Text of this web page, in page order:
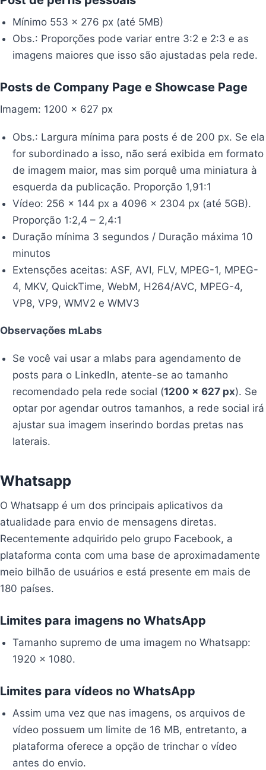
Mínimo 553 x 276 px (até 5MB)
Obs.: Proporções pode variar entre 3:2 e 2:3 e as
imagens maiores que isso são ajustadas pela rede.
Posts de Company Page e Showcase Page
Imagem: 1200 x 627 px
Obs.: Largura mínima para posts é de 200 px. Se ela
for subordinado a isso, não será exibida em formato
de imagem maior, mas sim porquê uma miniatura à
esquerda da publicação. Proporção 1,91:1
Vídeo: 256 x 144 px a 4096 x 2304 px (até 5GB).
Proporção 1:2,4 – 2,4:1
Duração mínima 3 segundos / Duração máxima 10
minutos
Extensções aceitas: ASF, AVI, FLV, MPEG-1, MPEG-
4, MKV, QuickTime, WebM, H264/AVC, MPEG-4,
VP8, VP9, WMV2 e WMV3
Observações mLabs
Se você vai usar a mlabs para agendamento de
posts para o LinkedIn, atente-se ao tamanho
recomendado pela rede social (1200 x 627 px). Se
optar por agendar outros tamanhos, a rede social irá
ajustar sua imagem inserindo bordas pretas nas
laterais.
Whatsapp
O Whatsapp é um dos principais aplicativos da
atualidade para envio de mensagens diretas.
Recentemente adquirido pelo grupo Facebook, a
plataforma conta com uma base de aproximadamente
meio bilhão de usuários e está presente em mais de
180 países.
Limites para imagens no WhatsApp
Tamanho supremo de uma imagem no Whatsapp:
1920 x 1080.
Limites para vídeos no WhatsApp
Assim uma vez que nas imagens, os arquivos de
vídeo possuem um limite de 16 MB, entretanto, a
plataforma oferece a opção de trinchar o vídeo
antes do envio.